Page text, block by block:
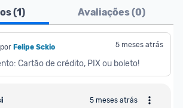
(1) Avaliações (0)
Felipe Sckio 5 meses atrás
Cartão de crédito, PIX ou boleto!
5 meses atrás